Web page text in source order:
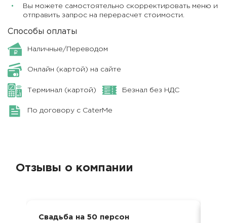
Вы можете самостоятельно скорректировать меню и
отправить запрос на перерасчет стоимости.
Способы оплаты
Наличные/Переводом
Онлайн (картой) на сайте
Терминал (картой) Безнал без НДС
По договору с CaterMe
Отзывы о компании
Свадьба на 50 персон